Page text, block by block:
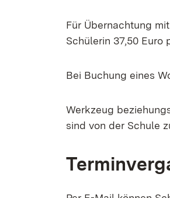
Für Übernachtung
Schülerin 37,50 Euro
Bei Buchung eines
Werkzeug
sind von der Schule